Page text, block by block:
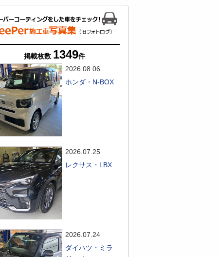
掲載枚数 1349件
2026.08.06
ホンダ・N-BOX
2026.07.25
レクサス・LBX
2026.07.24
ダイハツ・ミラ